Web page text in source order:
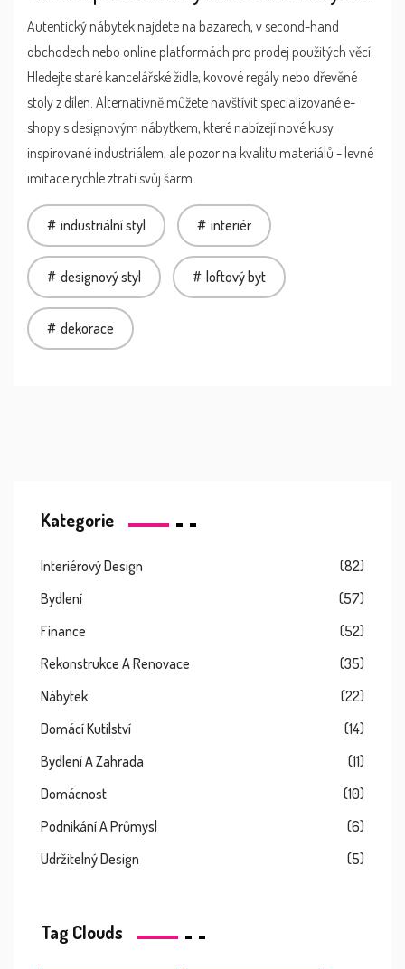
Autentický nábytek najdete na bazarech, v second-hand
obchodech nebo online platformách pro prodej použitých věcí.
Hledejte staré kancelářské židle, kovové regály nebo dřevěné
stoly z dílen. Alternativně můžete navštívit specializované e-
shopy s designovým nábytkem, které nabízejí nové kusy
inspirované industriálem, ale pozor na kvalitu materiálů - levné
imitace rychle ztratí svůj šarm.
industriální styl interiér
designový styl loftový byt
dekorace
Kategorie
Interiérový Design
(82)
Bydlení
(57)
Finance
(52)
Rekonstrukce A Renovace
(35)
Nábytek
(22)
Domácí Kutilství
(14)
Bydlení A Zahrada
(11)
Domácnost
(10)
Podnikání A Průmysl
(6)
Udržitelný Design
(5)
Tag Clouds